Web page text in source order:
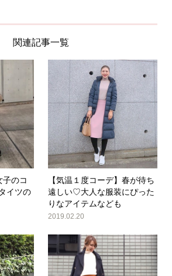
関連記事一覧
子のコ
イツの
【気温１度コーデ】春が待ち
遠しい♡大人な服装にぴった
りなアイテムなども
2019.02.20